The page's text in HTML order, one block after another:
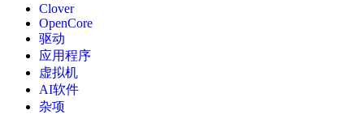
Clover
OpenCore
驱动
应用程序
虚拟机
AI软件
杂项